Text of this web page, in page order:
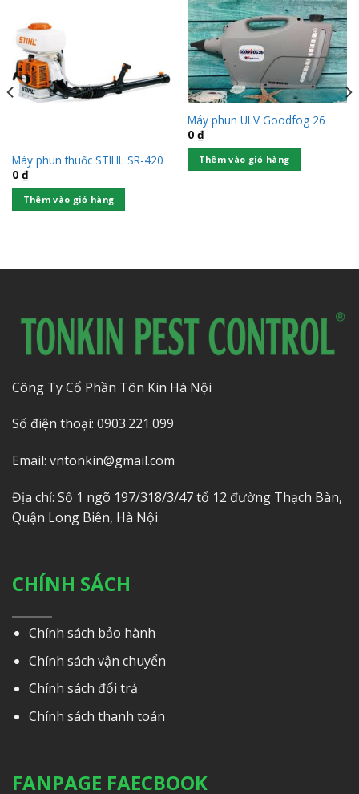
Máy phun thuốc STIHL SR-420
0 ₫
Thêm vào giỏ hàng
Máy phun ULV Goodfog 26
0 ₫
Thêm vào giỏ hàng
Công Ty Cổ Phần Tôn Kin Hà Nội
Số điện thoại: 0903.221.099
Email: vntonkin@gmail.com
Địa chỉ: Số 1 ngõ 197/318/3/47 tổ 12 đường Thạch Bàn,
Quận Long Biên, Hà Nội
CHÍNH SÁCH
Chính sách bảo hành
Chính sách vận chuyển
Chính sách đổi trả
Chính sách thanh toán
FANPAGE FAECBOOK